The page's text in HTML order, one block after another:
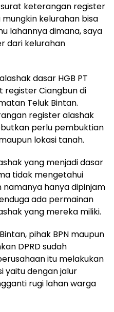
keterangan register
kelurahan bisa
lahannya dimana, saya
dari kelurahan
dasar HGB PT
register Ciangbun di
Teluk Bintan.
register alashak
perlu pembuktian
lokasi tanah.
yang menjadi dasar
tidak mengetahui
namanya hanya dipinjam
ada permainan
yang mereka miliki.
pihak BPN maupun
DPRD sudah
itu melakukan
yaitu dengan jalur
rugi lahan warga